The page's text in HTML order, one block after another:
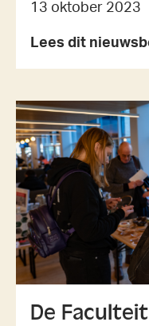
13 oktober 2023
Lees dit
De